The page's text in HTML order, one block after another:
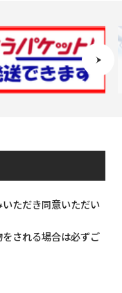
ただき同意いただい
される場合は必ずご